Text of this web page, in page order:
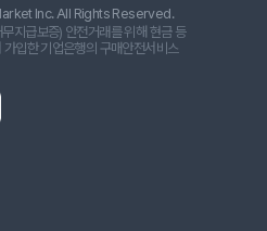
Inc. All Rights Reserved.
지급보증) 안전거래를 위해 현금 등
가입한 기업은행의 구매안전서비스